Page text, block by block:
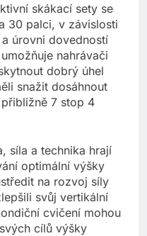
skákací sety se
30 palci, v závislosti
úrovni dovedností
nahrávači
dobrý úhel
snažit dosáhnout
7 stop 4
síla a technika hrají
optimální výšky
na rozvoj síly
svůj vertikální
cvičení mohou
cílů výšky